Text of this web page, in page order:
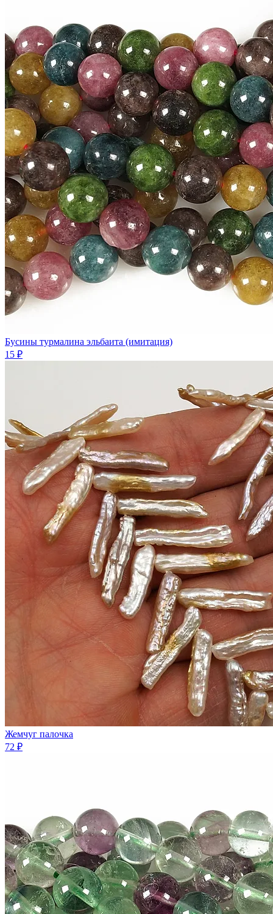
Бусины турмалина эльбаита (имитация)
15 ₽
Жемчуг палочка
72 ₽